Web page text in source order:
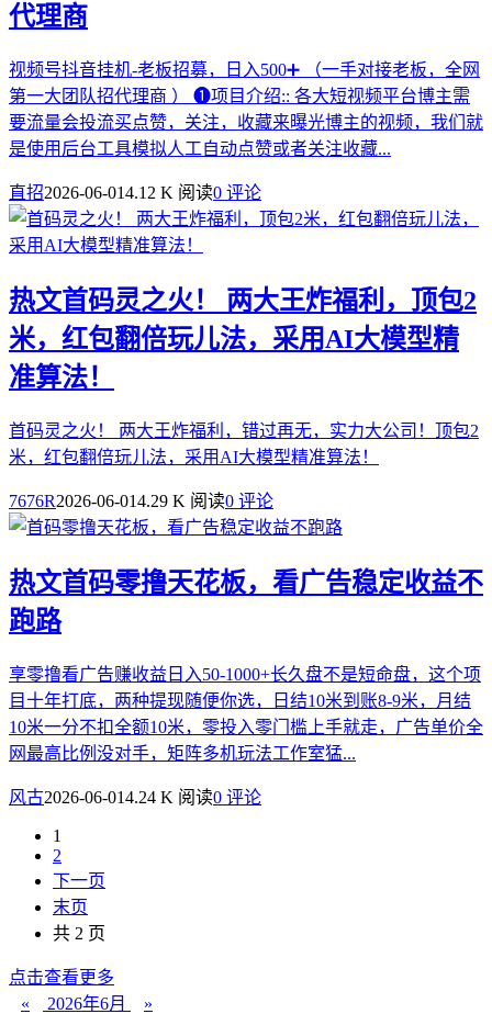
代理商
视频号抖音挂机-老板招募，日入500➕ （一手对接老板，全网
第一大团队招代理商 ） ❶项目介绍:: 各大短视频平台博主需
要流量会投流买点赞，关注，收藏来曝光博主的视频，我们就
是使用后台工具模拟人工自动点赞或者关注收藏...
直招2026-06-014.12 K 阅读0 评论
热文首码灵之火！ 两大王炸福利，顶包2
米，红包翻倍玩儿法，采用AI大模型精
准算法！
首码灵之火！ 两大王炸福利，错过再无，实力大公司！顶包2
米，红包翻倍玩儿法，采用AI大模型精准算法！
7676R2026-06-014.29 K 阅读0 评论
热文首码零撸天花板，看广告稳定收益不
跑路
享零撸看广告赚收益日入50-1000+长久盘不是短命盘，这个项
目十年打底，两种提现随便你选，日结10米到账8-9米，月结
10米一分不扣全额10米，零投入零门槛上手就走，广告单价全
网最高比例没对手，矩阵多机玩法工作室猛...
风古2026-06-014.24 K 阅读0 评论
1
2
下一页
末页
共 2 页
点击查看更多
«
2026年6月 »